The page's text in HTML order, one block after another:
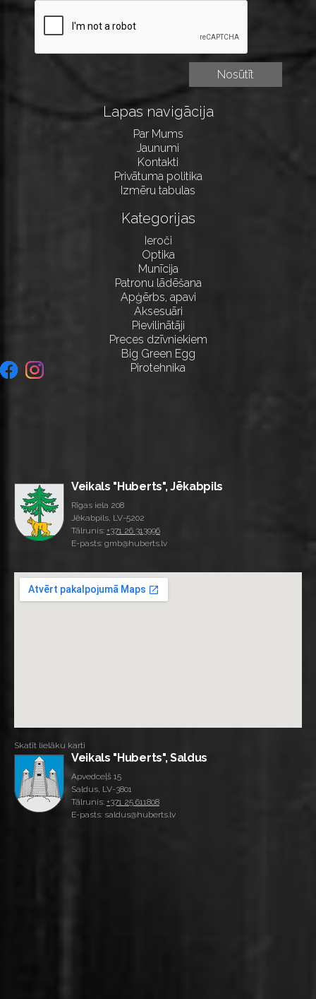
Lapas navigācija
Par Mums
Jaunumi
Kontakti
Privātuma politika
Izmēru tabulas
Kategorijas
Ieroči
Optika
Munīcija
Patronu lādēšana
Apģērbs, apavi
Aksesuāri
Pievilinātāji
Preces dzīvniekiem
Big Green Egg
Pirotehnika
Veikals "Huberts", Jēkabpils
Rīgas iela 208
Jēkabpils, LV-5202
Tālrunis: +371 26 313996
E-pasts: gmb@huberts.lv
Skatīt lielāku karti
Veikals "Huberts", Saldus
Apvedceļš 15
Saldus, LV-3801
Tālrunis: +371 25 611808
E-pasts: saldus@huberts.lv